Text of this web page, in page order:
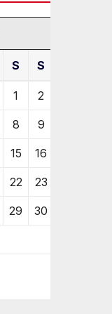
S S
1 2
8 9
15 16
22 23
29 30